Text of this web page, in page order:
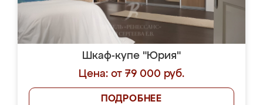
Шкаф-купе "Юрия"
Цена: от 79 000 руб.
ПОДРОБНЕЕ